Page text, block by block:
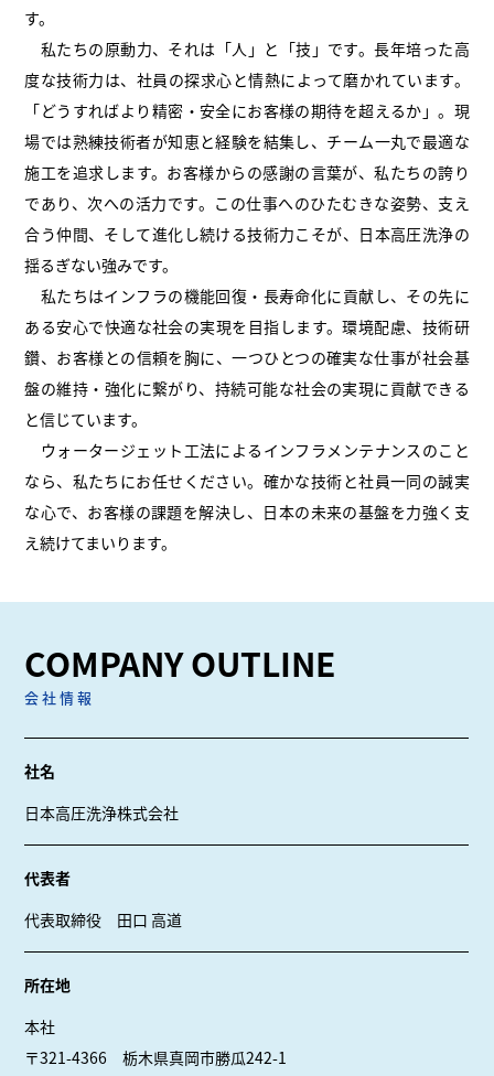
す。
私たちの原動力、それは「人」と「技」です。長年培った高
度な技術力は、社員の探求心と情熱によって磨かれています。
「どうすればより精密・安全にお客様の期待を超えるか」。現
場では熟練技術者が知恵と経験を結集し、チーム一丸で最適な
施工を追求します。お客様からの感謝の言葉が、私たちの誇り
であり、次への活力です。この仕事へのひたむきな姿勢、支え
合う仲間、そして進化し続ける技術力こそが、日本高圧洗浄の
揺るぎない強みです。
私たちはインフラの機能回復・長寿命化に貢献し、その先に
ある安心で快適な社会の実現を目指します。環境配慮、技術研
鑽、お客様との信頼を胸に、一つひとつの確実な仕事が社会基
盤の維持・強化に繋がり、持続可能な社会の実現に貢献できる
と信じています。
ウォータージェット工法によるインフラメンテナンスのこと
なら、私たちにお任せください。確かな技術と社員一同の誠実
な心で、お客様の課題を解決し、日本の未来の基盤を力強く支
え続けてまいります。
COMPANY OUTLINE
会社情報
社名
日本高圧洗浄株式会社
代表者
代表取締役 田口 高道
所在地
本社
〒321-4366 栃木県真岡市勝瓜242-1